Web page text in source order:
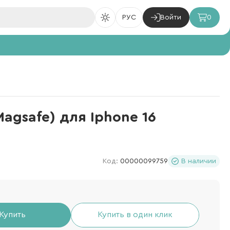
РУС Войти 0
для Iphone 16
Код: 00000099759 В наличии
Купить в один клик